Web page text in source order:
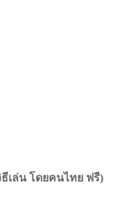
เล่น โดยคนไทย ฟรี)